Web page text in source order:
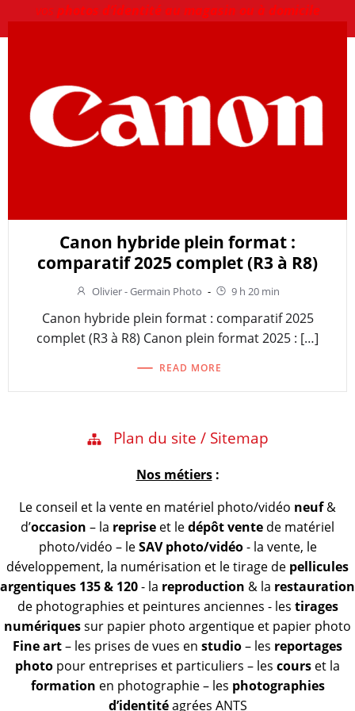
vos photos d’identité au magasin ou à domicile
Canon hybride plein format :
comparatif 2025 complet (R3 à R8)
Olivier - Germain Photo - 9 h 20 min
Canon hybride plein format : comparatif 2025
complet (R3 à R8) Canon plein format 2025 : […]
READ MORE
Plan du site / Sitemap
Nos métiers:
Le conseil et la vente en matériel photo/vidéo neuf&
d’occasion – la reprise et ledépôt vente de matériel
photo/vidéo – leSAV photo/vidéo- la vente, le
développement, la numérisation et le tirage de pellicules
argentiques 135 & 120- la reproduction & la restauration
de photographies et peintures anciennes - les tirages
numériquessur papier photo argentique et papier photo
Fine art– les prises de vues en studio– les reportages
photo pour entreprises et particuliers – les cours et la
formation en photographie – les photographies
d’identitéagrées ANTS